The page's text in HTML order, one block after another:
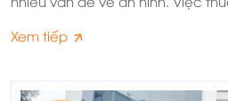
Xem tiếp